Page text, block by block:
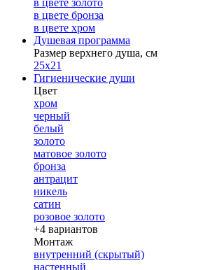
в цвете золото
в цвете бронза
в цвете хром
Душевая программа
Размер верхнего душа, см
25х21
Гигиенические души
Цвет
хром
черный
белый
золото
матовое золото
бронза
антрацит
никель
сатин
розовое золото
+4 вариантов
Монтаж
внутренний (скрытый)
настенный